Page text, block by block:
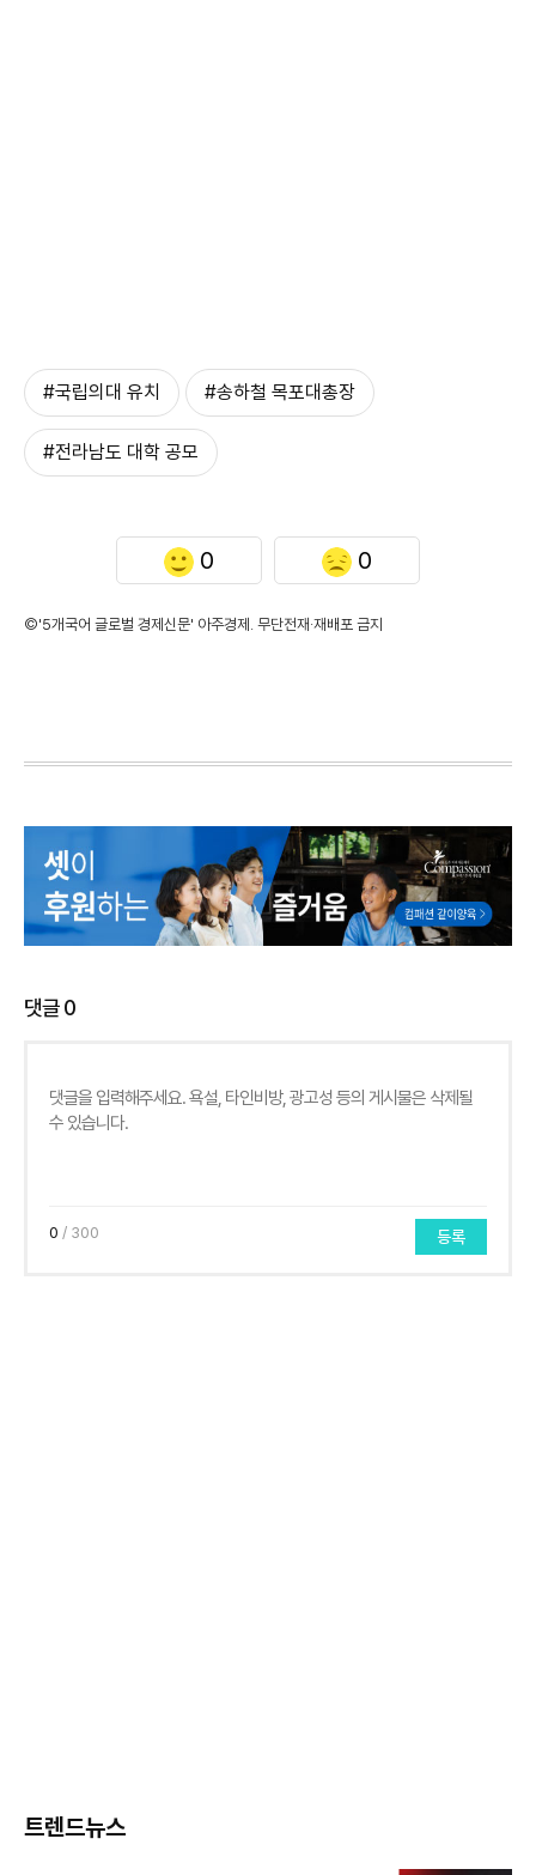
#국립의대 유치 #송하철 목포대총장
#전라남도 대학 공모
0 0
©'5개국어 글로벌 경제신문' 아주경제. 무단전재·재배포 금지
댓글0
0 / 300 등록
트렌드뉴스